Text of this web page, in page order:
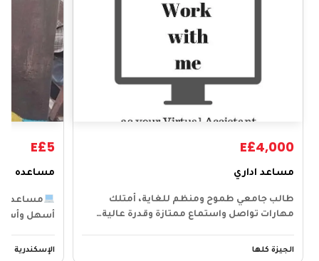
مساعد اداري
طالب جامعي طموح ومنظم للغاية، أمتلك
مهارات تواصل واستماع ممتازة وقدرة عالية…
الجيزة كلها
E£4,000
مساعده
أسهل
الإسكندرية -
E£5